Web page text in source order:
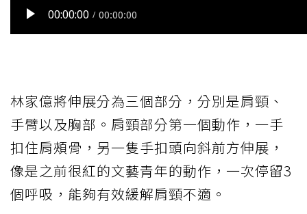
林家億將伸展分為三個部分，分別是肩頸、
手臂以及胸部。肩頸部分第一個動作，一手
扣住肩頰骨，另一隻手扣頭向斜前方伸展，
像是之前很紅的文藝青年的動作，一次停留3
個呼吸，能夠有效緩解肩頸不適。